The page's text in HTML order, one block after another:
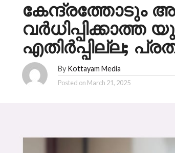
കേന്ദ്രത്തോടും
എതിർപ്പില്ല;
By Kottayam Media
Posted on March 21, 2025